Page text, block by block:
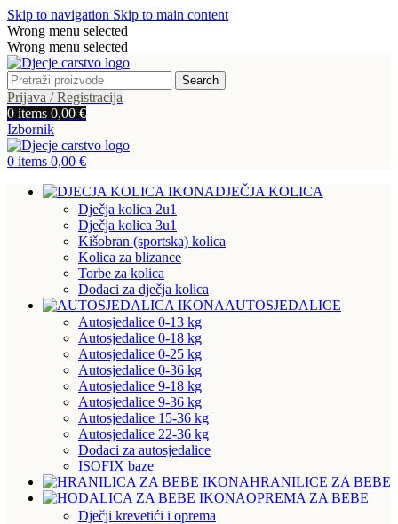
Skip to navigation Skip to main content
Wrong menu selected
Wrong menu selected
Search
Prijava / Registracija
0 items 0,00 €
Izbornik
0 items 0,00 €
DJEČJA KOLICA
Dječja kolica 2u1
Dječja kolica 3u1
Kišobran (sportska) kolica
Kolica za blizance
Torbe za kolica
Dodaci za dječja kolica
AUTOSJEDALICE
Autosjedalice 0-13 kg
Autosjedalice 0-18 kg
Autosjedalice 0-25 kg
Autosjedalice 0-36 kg
Autosjedalice 9-18 kg
Autosjedalice 9-36 kg
Autosjedalice 15-36 kg
Autosjedalice 22-36 kg
Dodaci za autosjedalice
ISOFIX baze
HRANILICE ZA BEBE
OPREMA ZA BEBE
Dječji krevetići i oprema